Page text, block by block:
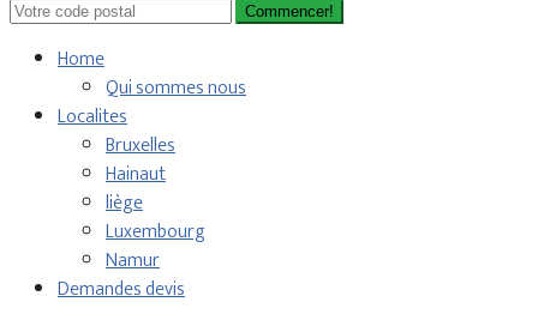
Commencer!
Home
Qui sommes nous
Localites
Bruxelles
Hainaut
liège
Luxembourg
Namur
Demandes devis